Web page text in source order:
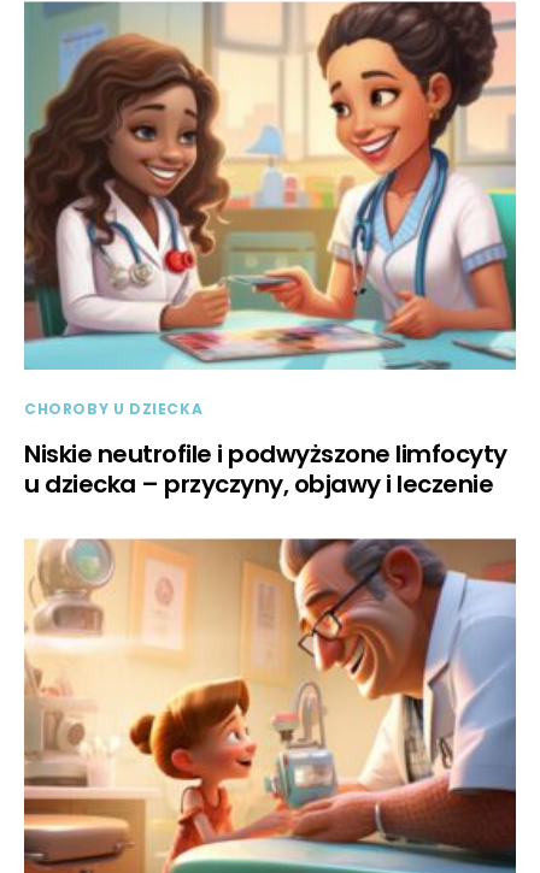
CHOROBY U DZIECKA
Niskie neutrofile i podwyższone limfocyty
u dziecka – przyczyny, objawy i leczenie